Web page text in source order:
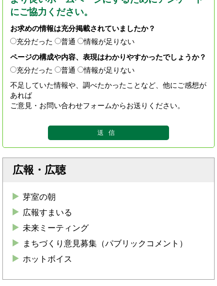
にご協力ください。
お求めの情報は充分掲載されていましたか？
充分だった
普通
情報が足りない
ページの構成や内容、表現はわかりやすかったでしょうか？
充分だった
普通
情報が足りない
不足していた情報や、調べたかったことなど、他にご感想が
あれば
ご意見・お問い合わせフォームからお送りください。
広報・広聴
芽室の朝
広報すまいる
未来ミーティング
まちづくり意見募集（パブリックコメント）
ホットボイス